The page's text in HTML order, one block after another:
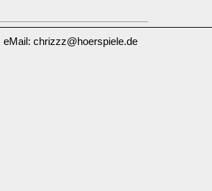
| eMail: chrizzz@hoerspiele.de